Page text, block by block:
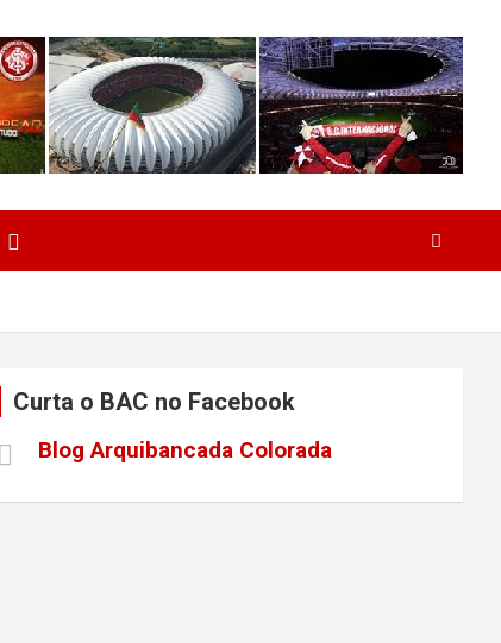
Curta o BAC no Facebook
Blog Arquibancada Colorada